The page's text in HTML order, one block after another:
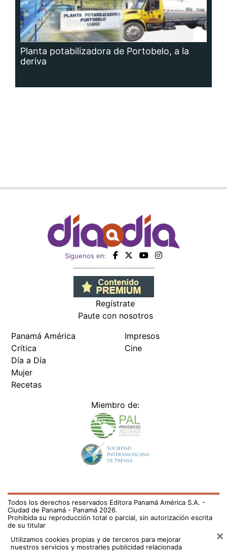
Planta potabilizadora de Portobelo, a la
deriva
Siguenos en:
Regístrate
Paute con nosotros
Panamá América
Crítica
Día a Día
Mujer
Recetas
Impresos
Cine
Miembro de:
Todos los derechos reservados Editora Panamá América S.A. -
Ciudad de Panamá - Panamá 2026.
Prohibida su reproducción total o parcial, sin autorización escrita
de su titular
Utilizamos cookies propias y de terceros para mejorar
nuestros servicios y mostrarles publicidad relacionada
×